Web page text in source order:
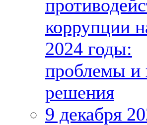
коррупции
2024 годы:
проблемы и
решения
9 декабря